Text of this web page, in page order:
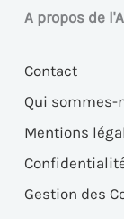
A propos de
Contact
Qui sommes-
Mentions
Gestion des